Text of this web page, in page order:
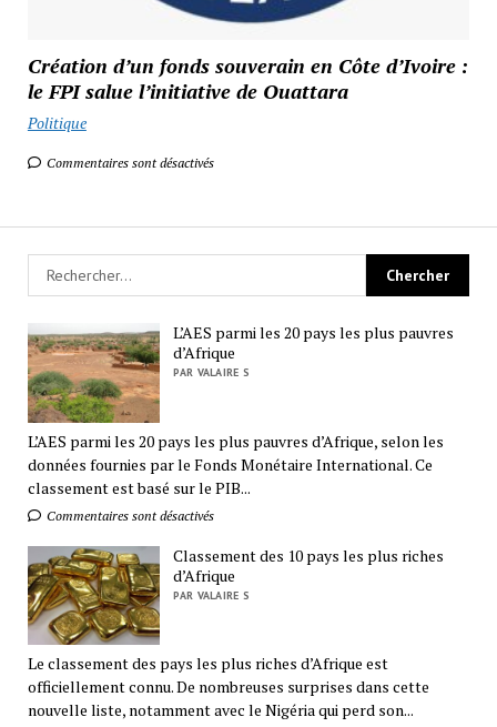
Création d’un fonds souverain en Côte d’Ivoire :
le FPI salue l’initiative de Ouattara
Politique
Commentaires sont désactivés
L’AES parmi les 20 pays les plus pauvres
d’Afrique
PAR VALAIRE S
L’AES parmi les 20 pays les plus pauvres d’Afrique, selon les
données fournies par le Fonds Monétaire International. Ce
classement est basé sur le PIB...
Commentaires sont désactivés
Classement des 10 pays les plus riches
d’Afrique
PAR VALAIRE S
Le classement des pays les plus riches d’Afrique est
officiellement connu. De nombreuses surprises dans cette
nouvelle liste, notamment avec le Nigéria qui perd son...